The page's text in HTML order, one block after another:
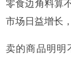
零食边角料算
市场日益增长，
卖的商品明明